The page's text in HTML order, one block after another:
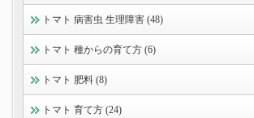
トマト 病害虫 生理障害 (48)
トマト 種からの育て方 (6)
トマト 肥料 (8)
トマト 育て方 (24)